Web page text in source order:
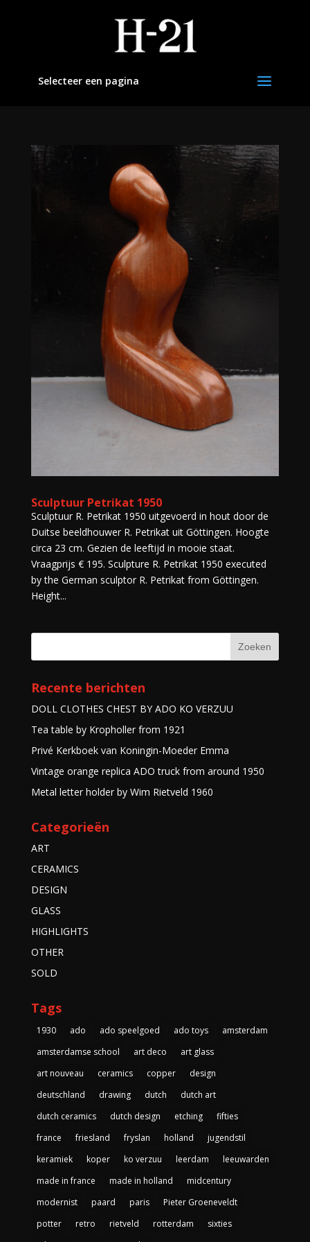
Selecteer een pagina
Sculptuur Petrikat 1950
Sculptuur R. Petrikat 1950 uitgevoerd in hout door de
Duitse beeldhouwer R. Petrikat uit Göttingen. Hoogte
circa 23 cm. Gezien de leeftijd in mooie staat.
Vraagprijs € 195. Sculpture R. Petrikat 1950 executed
by the German sculptor R. Petrikat from Göttingen.
Height...
Recente berichten
DOLL CLOTHES CHEST BY ADO KO VERZUU
Tea table by Kropholler from 1921
Privé Kerkboek van Koningin-Moeder Emma
Vintage orange replica ADO truck from around 1950
Metal letter holder by Wim Rietveld 1960
Categorieën
ART
CERAMICS
DESIGN
GLASS
HIGHLIGHTS
OTHER
SOLD
Tags
1930 ado ado speelgoed ado toys
amsterdam
amsterdamse school
art deco
art glass
art nouveau
ceramics copper
design
deutschland
drawing dutch
dutch art
dutch ceramics
dutch design etching
fifties
france
friesland fryslan holland
jugendstil
keramiek
koper ko verzuu leerdam
leeuwarden
made in france
made in holland
midcentury
modernist
paard paris
Pieter Groeneveldt
potter
retro rietveld rotterdam
sixties